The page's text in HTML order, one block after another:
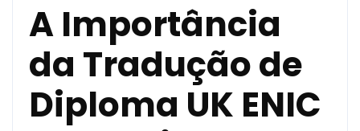
A Importância
da Tradução de
Diploma UK ENIC